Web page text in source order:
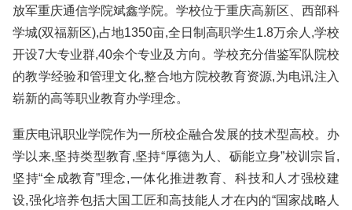
放军重庆通信学院斌鑫学院。学校位于重庆高新区、西部科
学城(双福新区),占地1350亩,全日制高职学生1.8万余人,学校
开设7大专业群,40余个专业及方向。学校充分借鉴军队院校
的教学经验和管理文化,整合地方院校教育资源,为电讯注入
崭新的高等职业教育办学理念。
重庆电讯职业学院作为一所校企融合发展的技术型高校。办
学以来,坚持类型教育,坚持“厚德为人、砺能立身”校训宗旨,
坚持“全成教育”理念,一体化推进教育、科技和人才强校建
设,强化培养包括大国工匠和高技能人才在内的“国家战略人